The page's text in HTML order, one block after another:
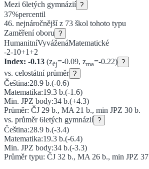
Mezi 6letých gymnázií ?
37%percentil
46. nejnáročnější z 73 škol tohoto typu
Zaměření oboru ?
HumanitníVyváženáMatematické
-2-10+1+2
Index: -0.13 (zčj=-0.09, zma=-0.22) ?
vs. celostátní průměr ?
Čeština:28.9 b.(-0.6)
Matematika:19.3 b.(-1.6)
Min. JPZ body:34 b.(+4.3)
Průměr: ČJ 29 b., MA 21 b., min JPZ 30 b.
vs. průměr6letých gymnázií ?
Čeština:28.9 b.(-3.4)
Matematika:19.3 b.(-6.4)
Min. JPZ body:34 b.(-3.3)
Průměr typu: ČJ 32 b., MA 26 b., min JPZ 37